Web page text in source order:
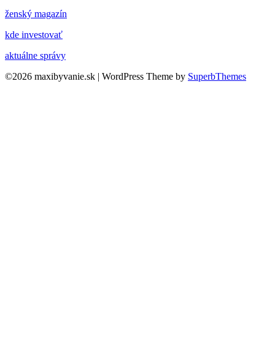
ženský magazín
kde investovať
aktuálne správy
©2026 maxibyvanie.sk | WordPress Theme by SuperbThemes